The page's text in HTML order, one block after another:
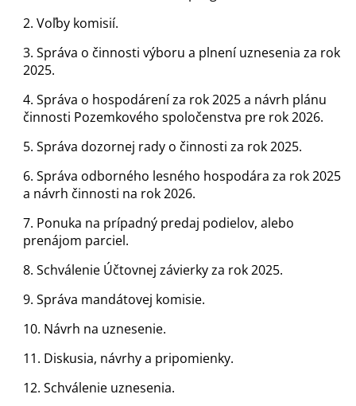
2. Voľby komisií.
3. Správa o činnosti výboru a plnení uznesenia za rok
2025.
4. Správa o hospodárení za rok 2025 a návrh plánu
činnosti Pozemkového spoločenstva pre rok 2026.
5. Správa dozornej rady o činnosti za rok 2025.
6. Správa odborného lesného hospodára za rok 2025
a návrh činnosti na rok 2026.
7. Ponuka na prípadný predaj podielov, alebo
prenájom parciel.
8. Schválenie Účtovnej závierky za rok 2025.
9. Správa mandátovej komisie.
10. Návrh na uznesenie.
11. Diskusia, návrhy a pripomienky.
12. Schválenie uznesenia.